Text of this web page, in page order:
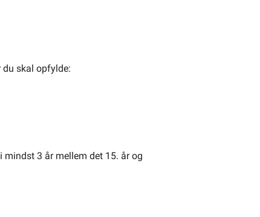
du skal opfylde:
3 år mellem det 15. år og